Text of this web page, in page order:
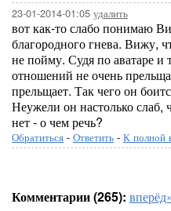
23-01-2014-01:05 удалить
вот как-то слабо понимаю
благородного гнева. Вижу,
не пойму. Судя по аватаре и
отношений не очень
прельщает. Так чего он
Неужели он настолько слаб,
нет - о чем речь?
Обратиться - Ответить - К полной
Комментарии (265):